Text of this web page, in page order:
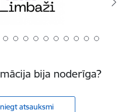
bija noderīga?
atsauksmi